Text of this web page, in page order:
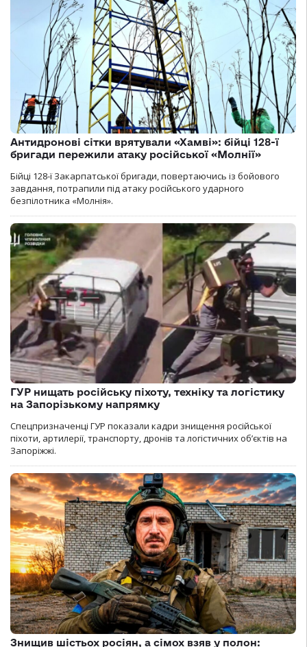
Антидронові сітки врятували «Хамві»: бійці 128-ї
бригади пережили атаку російської «Молнії»
Бійці 128-ї Закарпатської бригади, повертаючись із бойового
завдання, потрапили під атаку російського ударного
безпілотника «Молнія».
ГУР нищать російську піхоту, техніку та логістику
на Запорізькому напрямку
Спецпризначенці ГУР показали кадри знищення російської
піхоти, артилерії, транспорту, дронів та логістичних об’єктів на
Запоріжжі.
Знищив шістьох росіян, а сімох взяв у полон: